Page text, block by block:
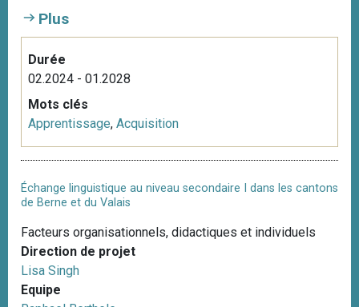
Plus
Durée
02.2024 - 01.2028
Mots clés
Apprentissage, Acquisition
Échange linguistique au niveau secondaire I dans les cantons
de Berne et du Valais
Facteurs organisationnels, didactiques et individuels
Direction de projet
Lisa Singh
Equipe